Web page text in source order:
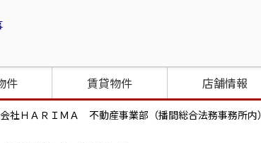
件 賃貸物件 店舗情報
社ＨＡＲＩＭＡ 不動産事業部（播間総合法務事務所内）